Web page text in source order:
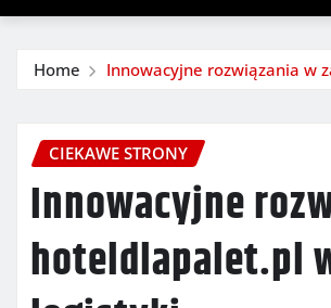
Home Innowacyjne rozwiązania w
CIEKAWE STRONY
Innowacyjne
hoteldlapalet.pl